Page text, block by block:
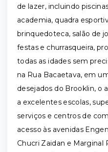
de lazer, incluindo
academia, quadra
brinquedoteca, salão de
festas e churrasqueira,
todas as idades sem
na Rua Bacaetava, em
desejados do Brooklin, o
a excelentes escolas,
serviços e centros de
acesso às avenidas
Chucri Zaidan e Marginal